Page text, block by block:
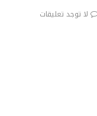
لا توجد تعليقات